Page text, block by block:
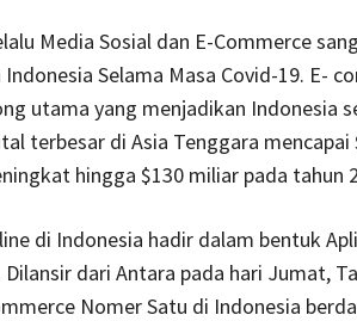
Media Sosial dan E-Commerce
Selama Masa Covid-19. E-
utama yang menjadikan Indonesia
terbesar di Asia Tenggara mencapai
hingga $130 miliar pada tahun
di Indonesia hadir dalam bentuk
dari Antara pada hari Jumat,
Nomer Satu di Indonesia